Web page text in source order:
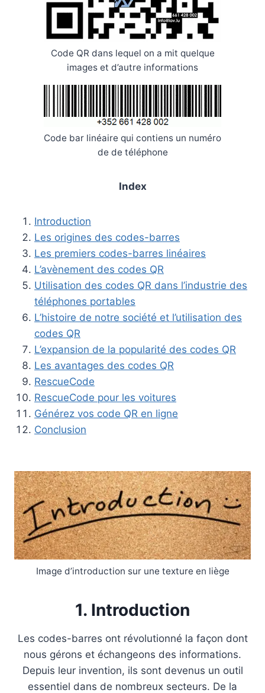
Code QR dans lequel on a mit quelque
images et d’autre informations
Code bar linéaire qui contiens un numéro
de de téléphone
Index
Introduction
Les origines des codes-barres
Les premiers codes-barres linéaires
L’avènement des codes QR
Utilisation des codes QR dans l’industrie des
téléphones portables
L’histoire de notre société et l’utilisation des
codes QR
L’expansion de la popularité des codes QR
Les avantages des codes QR
RescueCode
RescueCode pour les voitures
Générez vos code QR en ligne
Conclusion
Image d’introduction sur une texture en liège
1. Introduction
Les codes-barres ont révolutionné la façon dont
nous gérons et échangeons des informations.
Depuis leur invention, ils sont devenus un outil
essentiel dans de nombreux secteurs. De la